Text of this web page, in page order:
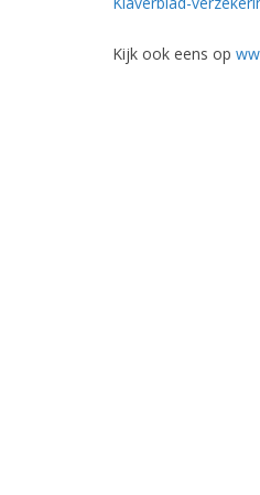
Kijk ook eens op